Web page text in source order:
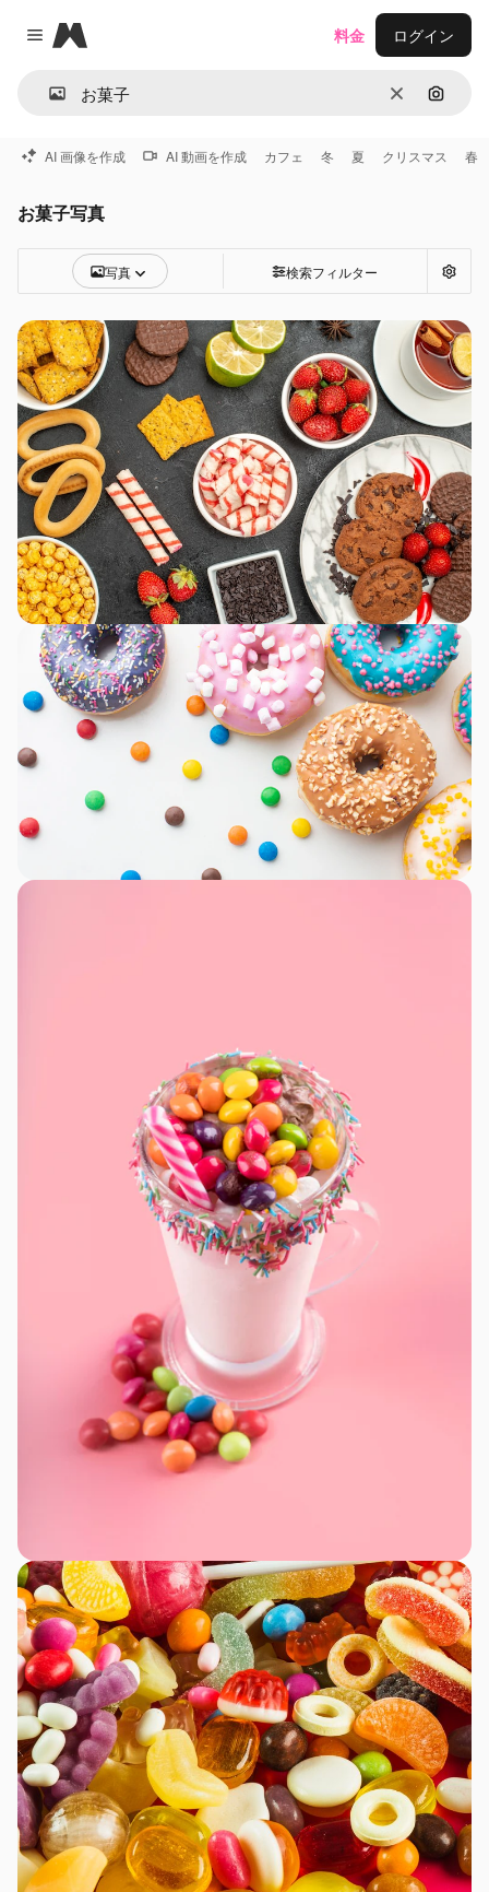
Close menu
Magnific
消去 画像で
料金 ログイン
AI 画像を作成 AI 動画を作成 カフェ 冬 夏 クリスマス 春
お菓子写真
写真 検索フィルター